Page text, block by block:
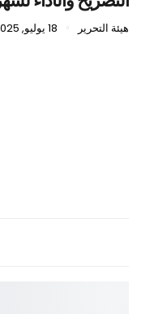
هيئة التحرير 18 يوليو, 2025